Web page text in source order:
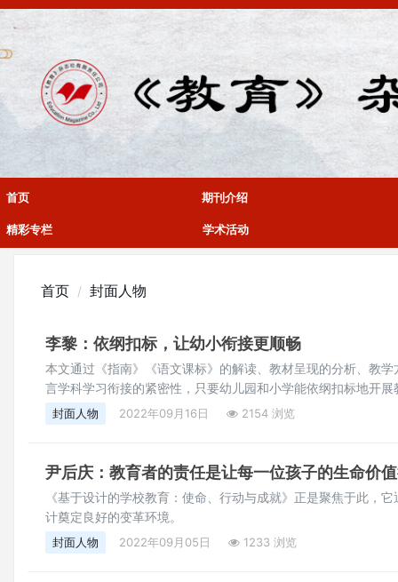
首页 期刊介绍
精彩专栏 学术活动
首页 封面人物
李黎：依纲扣标，让幼小衔接更顺畅
本文通过《指南》《语文课标》的解读、教材呈现的分析、教
言学科学习衔接的紧密性，只要幼儿园和小学能依纲扣标地开
封面人物 2022年09月16日 2154 浏览
尹后庆：教育者的责任是让每一位孩子的生命价
《基于设计的学校教育：使命、行动与成就》正是聚焦于此，
计奠定良好的变革环境。
封面人物 2022年09月05日 1233 浏览